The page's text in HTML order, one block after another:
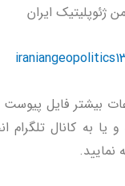
ژئوپلیتیک ایران
بیشتر فایل پیوست
و یا به کانال
نمایید.